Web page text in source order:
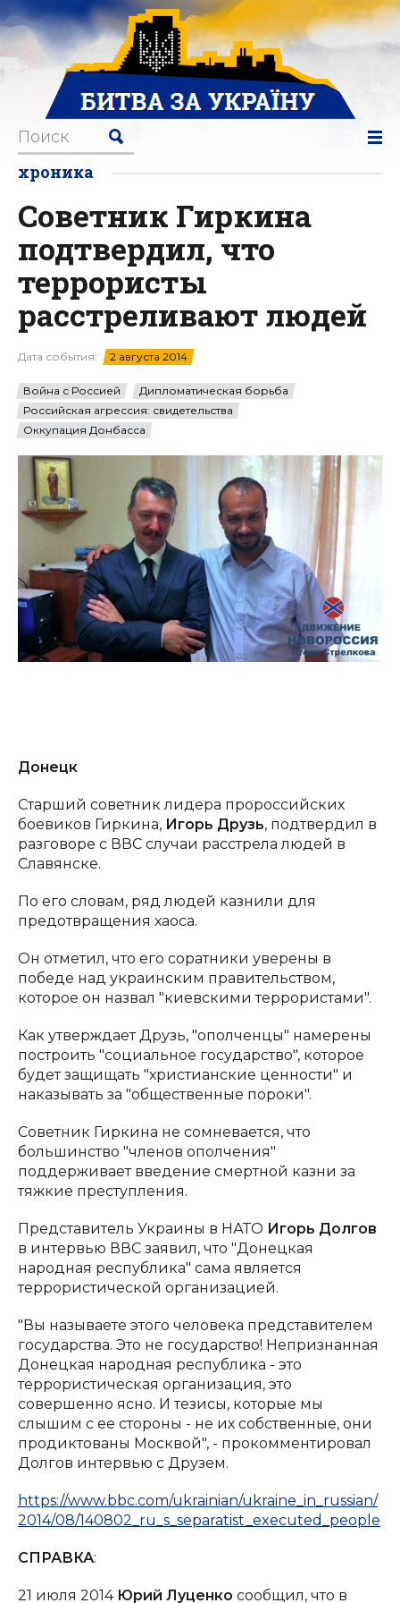
хроника
Советник Гиркина
подтвердил, что
террористы
расстреливают людей
Дата события: 2 августа 2014
Война с Россией
Дипломатическая борьба
Российская агрессия: свидетельства
Оккупация Донбасса
Донецк
Старший советник лидера пророссийских
боевиков Гиркина, Игорь Друзь, подтвердил в
разговоре с ВВС случаи расстрела людей в
Славянске.
По его словам, ряд людей казнили для
предотвращения хаоса.
Он отметил, что его соратники уверены в
победе над украинским правительством,
которое он назвал "киевскими террористами".
Как утверждает Друзь, "ополченцы" намерены
построить "социальное государство", которое
будет защищать "христианские ценности" и
наказывать за "общественные пороки".
Советник Гиркина не сомневается, что
большинство "членов ополчения"
поддерживает введение смертной казни за
тяжкие преступления.
Представитель Украины в НАТО Игорь Долгов
в интервью ВВС заявил, что "Донецкая
народная республика" сама является
террористической организацией.
"Вы называете этого человека представителем
государства. Это не государство! Непризнанная
Донецкая народная республика - это
террористическая организация, это
совершенно ясно. И тезисы, которые мы
слышим с ее стороны - не их собственные, они
продиктованы Москвой", - прокомментировал
Долгов интервью с Друзем.
https://www.bbc.com/ukrainian/ukraine_in_russian/
2014/08/140802_ru_s_separatist_executed_people
СПРАВКА:
21 июля 2014 Юрий Луценко сообщил, что в